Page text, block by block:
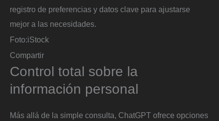
registro de preferencias y datos clave para ajustarse
mejor a las necesidades.
Foto:iStock
Compartir
Control total sobre la
información personal
Más allá de la simple consulta, ChatGPT ofrece opciones